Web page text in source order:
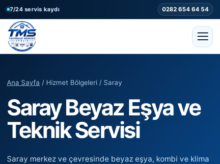
7/24 servis kaydı 0282 654 64 54
Ana Sayfa / Hizmet Bölgeleri / Saray
Saray Beyaz Eşya ve
Teknik Servisi
Saray merkez ve çevresinde beyaz eşya, kombi ve klima